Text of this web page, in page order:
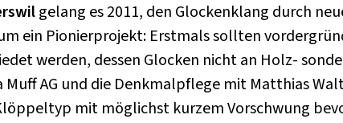
gelang es 2011, den Glockenklang durch
ein Pionierprojekt: Erstmals sollten
werden, dessen Glocken nicht an Holz-
AG und die Denkmalpflege mit Matthias
mit möglichst kurzem Vorschwung